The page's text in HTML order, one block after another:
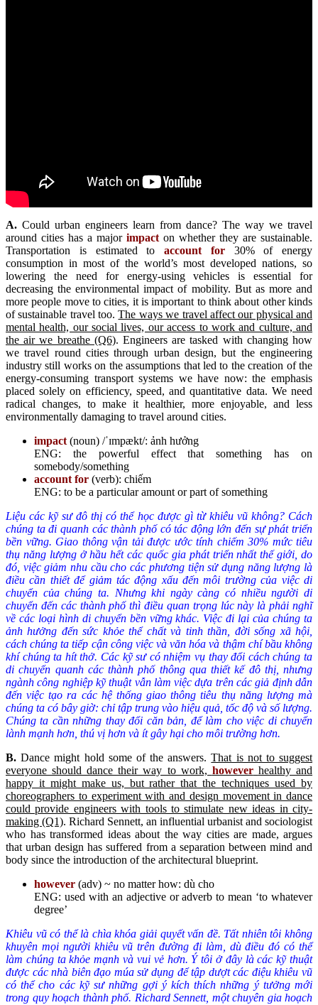
A. Could urban engineers learn from dance? The way we travel
around cities has a major impact on whether they are sustainable.
Transportation is estimated to account for
30% of energy
consumption in most of the world’s most developed nations, so
lowering the need for energy-using vehicles is essential for
decreasing the environmental impact of mobility. But as more and
more people move to cities, it is important to think about other kinds
of sustainable travel too.The ways we travel affect our physical and
mental health, our social lives, our access to work and culture, and
the air we breathe (Q6). Engineers are tasked with changing how
we travel round cities through urban design, but the engineering
industry still works on the assumptions that led to the creation of the
energy-consuming transport systems we have now: the emphasis
placed solely on efficiency, speed, and quantitative data. We need
radical changes, to make it healthier, more enjoyable, and less
environmentally damaging to travel around cities.
impact (noun) /ˈɪmpækt/: ảnh hưởng
ENG: the powerful effect that something has on
somebody/something
account for (verb): chiếm
ENG: to be a particular amount or part of something
Liệu các kỹ sư đô thị có thể học được gì từ khiêu vũ không? Cách
chúng ta đi quanh các thành phố có tác động lớn đến sự phát triển
bền vững. Giao thông vận tải được ước tính chiếm 30% mức tiêu
thụ năng lượng ở hầu hết các quốc gia phát triển nhất thế giới, do
đó, việc giảm nhu cầu cho các phương tiện sử dụng năng lượng là
điều cần thiết để giảm tác động xấu đến môi trường của việc di
chuyển của chúng ta. Nhưng khi ngày càng có nhiều người di
chuyển đến các thành phố thì điều quan trọng lúc này là phải nghĩ
về các loại hình di chuyển bền vững khác. Việc đi lại của chúng ta
ảnh hưởng đến sức khỏe thể chất và tinh thần, đời sống xã hội,
cách chúng ta tiếp cận công việc và văn hóa và thậm chí bầu không
khí chúng ta hít thở. Các kỹ sư có nhiệm vụ thay đổi cách chúng ta
di chuyển quanh các thành phố thông qua thiết kế đô thị, nhưng
ngành công nghiệp kỹ thuật vẫn làm việc dựa trên các giả định dẫn
đến việc tạo ra các hệ thống giao thông tiêu thụ năng lượng mà
chúng ta có bây giờ: chỉ tập trung vào hiệu quả, tốc độ và số lượng.
Chúng ta cần những thay đổi căn bản, để làm cho việc di chuyển
lành mạnh hơn, thú vị hơn và ít gây hại cho môi trường hơn.
B.Dance might hold some of the answers.That is not to suggest
everyone should dance their way to work, however healthy and
happy it might make us, but rather that the techniques used by
choreographers to experiment with and design movement in dance
could provide engineers with tools to stimulate new ideas in city-
making (Q1). Richard Sennett, an influential urbanist and sociologist
who has transformed ideas about the way cities are made, argues
that urban design has suffered from a separation between mind and
body since the introduction of the architectural blueprint.
however (adv) ~ no matter how: dù cho
ENG: used with an adjective or adverb to mean ‘to whatever
degree’
Khiêu vũ có thể là chìa khóa giải quyết vấn đề. Tất nhiên tôi không
khuyên mọi người khiêu vũ trên đường đi làm, dù điều đó có thể
làm chúng ta khỏe mạnh và vui vẻ hơn. Ý tôi ở đây là các kỹ thuật
được các nhà biên đạo múa sử dụng để tập dượtcác điệu khiêu vũ
có thể cho các kỹ sưnhững gợi ýkích thích những ý tưởng mới
trong quy hoạch thành phố. Richard Sennett, một chuyên gia hoạch